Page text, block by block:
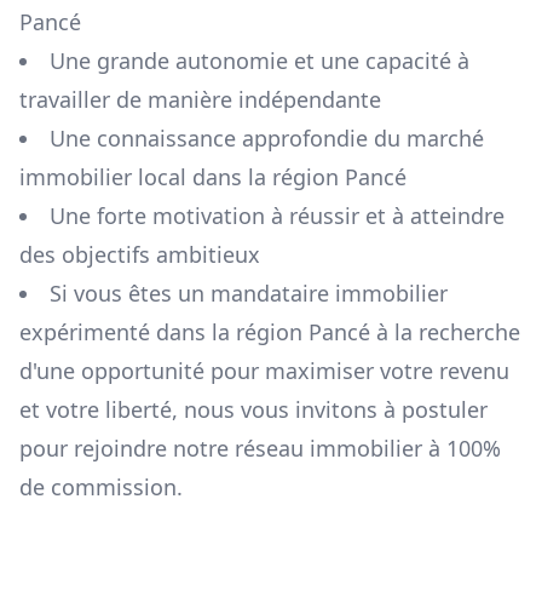
Pancé
Une grande autonomie et une capacité à
travailler de manière indépendante
Une connaissance approfondie du marché
immobilier local dans la région Pancé
Une forte motivation à réussir et à atteindre
des objectifs ambitieux
Si vous êtes un mandataire immobilier
expérimenté dans la région Pancé à la recherche
d'une opportunité pour maximiser votre revenu
et votre liberté, nous vous invitons à postuler
pour rejoindre notre réseau immobilier à 100%
de commission.